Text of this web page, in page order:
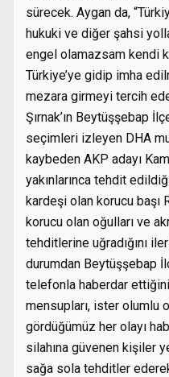
sürecek. Aygan da,
hukuki ve diğer şahsi
engel olamazsam kendi
Türkiye’ye gidip imha
mezara girmeyi tercih
Şırnak’ın Beytüşşebap
seçimleri izleyen DHA
kaybeden AKP adayı
yakınlarınca tehdit
kardeşi olan korucu başı
korucu olan oğulları ve
tehditlerine uğradığını
durumdan Beytüşşebap
telefonla haberdar
mensupları, ister olumlu
gördüğümüz her olayı
silahına güvenen kişiler
sağa sola tehditler